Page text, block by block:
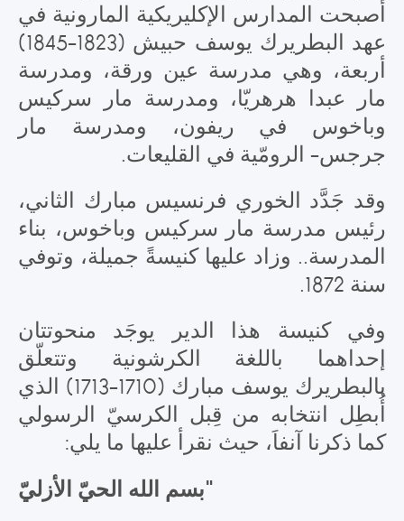
أصبحت المدارس الإكليريكية المارونية في
عهد البطريرك يوسف حبيش (1823-1845)
أربعة، وهي مدرسة عين ورقة، ومدرسة
مار عبدا هرهريّا، ومدرسة مار سركيس
وباخوس في ريفون، ومدرسة مار
جرجس- الرومّية في القليعات.
وقد جَدَّد الخوري فرنسيس مبارك الثاني،
رئيس مدرسة مار سركيس وباخوس، بناء
المدرسة.. وزاد عليها كنيسةً جميلة، وتوفي
سنة 1872.
وفي كنيسة هذا الدير يوجَد منحوتتان
إحداهما باللغة الكرشونية وتتعلّق
بالبطريرك يوسف مبارك (1710-1713) الذي
أُبطِل انتخابه من قِبل الكرسيّ الرسولي
كما ذكرنا آنفاَ، حيث نقرأ عليها ما يلي:
"بسم الله الحيّ الأزليّ